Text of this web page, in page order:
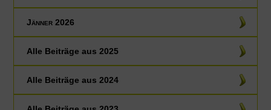
Jänner 2026
Alle Beiträge aus 2025
Alle Beiträge aus 2024